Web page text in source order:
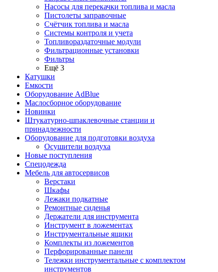
Насосы для перекачки топлива и масла
Пистолеты заправочные
Счётчик топлива и масла
Системы контроля и учета
Топливораздаточные модули
Фильтрационные установки
Фильтры
Ещё 3
Катушки
Емкости
Оборудование AdBlue
Маслосборное оборудование
Новинки
Штукатурно-шпаклевочные станции и
принадлежности
Оборудование для подготовки воздуха
Осушители воздуха
Новые поступления
Спецодежда
Мебель для автосервисов
Верстаки
Шкафы
Лежаки подкатные
Ремонтные сиденья
Держатели для инструмента
Инструмент в ложементах
Инструментальные ящики
Комплекты из ложементов
Перфорированные панели
Тележки инструментальные с комплектом
инструментов